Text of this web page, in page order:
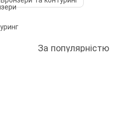
За популярністю